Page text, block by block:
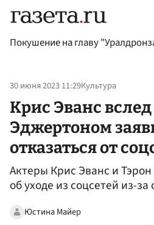
Покушение на главу
30 июня 2023 11:29Культура
Крис Эванс
Эджертоном
отказаться от
Актеры Крис Эванс и
об уходе из соцсетей из-
Юстина Майер